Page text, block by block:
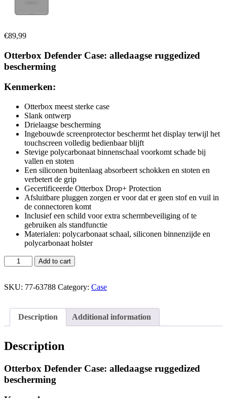
€89,99
Otterbox Defender Case: alledaagse ruggedized
bescherming
Kenmerken:
Otterbox meest sterke case
Slank ontwerp
Drielaagse bescherming
Ingebouwde screenprotector beschermt het display terwijl het
touchscreen volledig bedienbaar blijft
Stevige polycarbonaat binnenschaal voorkomt schade bij
vallen en stoten
Een siliconen buitenlaag absorbeert schokken en stoten en
verbetert de grip
Gecertificeerde Otterbox Drop+ Protection
Afsluitbare pluggen zorgen er voor dat er geen stof en vuil in
de connectoren komt
Inclusief een schild voor extra schermbeveiliging of te
gebruiken als standfunctie
Materialen: polycarbonaat schaal, siliconen binnenzijde en
polycarbonaat holster
Add to cart
SKU: 77-63788 Category: Case
Description Additional information
Description
Otterbox Defender Case: alledaagse ruggedized
bescherming